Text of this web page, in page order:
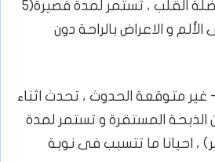
التحميل الزائد على عضلة القلب ، تستمر لمدة قصيرة(5
و الاعراض بالراحة دون
الذبحة المستقرة و تستمر لمدة
اكثر) ، احيانا ما تتسبب فى نوبة